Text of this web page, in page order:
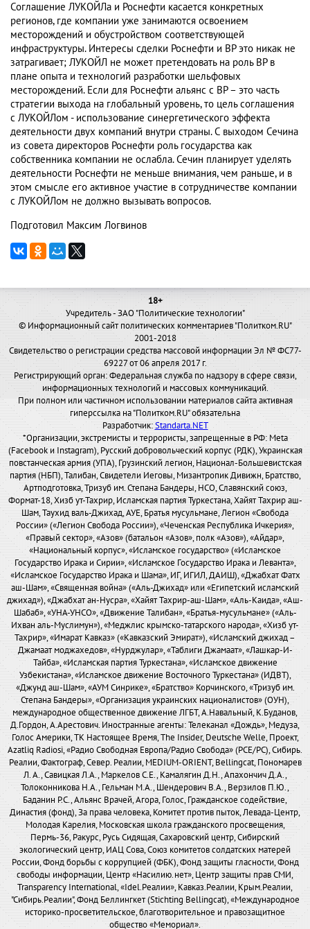
Соглашение ЛУКОЙЛа и Роснефти касается конкретных
регионов, где компании уже занимаются освоением
месторождений и обустройством соответствующей
инфраструктуры. Интересы сделки Роснефти и BP это никак не
затрагивает; ЛУКОЙЛ не может претендовать на роль BP в
плане опыта и технологий разработки шельфовых
месторождений. Если для Роснефти альянс с BP – это часть
стратегии выхода на глобальный уровень, то цель соглашения
с ЛУКОЙЛом - использование синергетического эффекта
деятельности двух компаний внутри страны. С выходом Сечина
из совета директоров Роснефти роль государства как
собственника компании не ослабла. Сечин планирует уделять
деятельности Роснефти не меньше внимания, чем раньше, и в
этом смысле его активное участие в сотрудничестве компании
с ЛУКОЙЛом не должно вызывать вопросов.
Подготовил Максим Логвинов
18+
Учредитель - ЗАО "Политические технологии"
© Информационный сайт политических комментариев "Политком.RU"
2001-2018
Свидетельство о регистрации средства массовой информации Эл № ФС77-
69227 от 06 апреля 2017 г.
Регистрирующий орган: Федеральная служба по надзору в сфере связи,
информационных технологий и массовых коммуникаций.
При полном или частичном использовании материалов сайта активная
гиперссылка на "Политком.RU" обязательна
Разработчик:Standarta.NET
*Организации, экстремисты и террористы, запрещенные в РФ: Meta
(Facebook и Instagram), Русский добровольческий корпус (РДК), Украинская
повстанческая армия (УПА), Грузинский легион, Национал-Большевистская
партия (НБП), Талибан, Свидетели Иеговы, Мизантропик Дивижн, Братство,
Артподготовка, Тризуб им. Степана Бандеры, НСО, Славянский союз,
Формат-18, Хизб ут-Тахрир, Исламская партия Туркестана, Хайят Тахрир аш-
Шам, Таухид валь-Джихад, АУЕ, Братья мусульмане, Легион «Свобода
России» («Легион Свобода России»), «Чеченская Республика Ичкерия»,
«Правый сектор», «Азов» (батальон «Азов», полк «Азов»), «Айдар»,
«Национальный корпус», «Исламское государство» («Исламское
Государство Ирака и Сирии», «Исламское Государство Ирака и Леванта»,
«Исламское Государство Ирака и Шама», ИГ, ИГИЛ, ДАИШ), «Джабхат Фатх
аш-Шам», «Священная война» («Аль-Джихад» или «Египетский исламский
джихад»), «Джабхат ан-Нусра», «Хайят Тахрир-аш-Шам», «Аль-Каида», «Аш-
Шабаб», «УНА-УНСО», «Движение Талибан», «Братья-мусульмане» («Аль-
Ихван аль-Муслимун»), «Меджлис крымско-татарского народа», «Хизб ут-
Тахрир», «Имарат Кавказ» («Кавказский Эмират»), «Исламский джихад –
Джамаат моджахедов», «Нурджулар», «Таблиги Джамаат», «Лашкар-И-
Тайба», «Исламская партия Туркестана», «Исламское движение
Узбекистана», «Исламское движение Восточного Туркестана» (ИДВТ),
«Джунд аш-Шам», «АУМ Синрике», «Братство» Корчинского, «Тризуб им.
Степана Бандеры», «Организация украинских националистов» (ОУН),
международное общественное движение ЛГБТ, А.Навальный, К.Буданов,
Д.Гордон, А.Арестович. Иностранные агенты: Телеканал «Дождь», Медуза,
Голос Америки, ТК Настоящее Время, The Insider, Deutsche Welle, Проект,
Azatliq Radiosi, «Радио Свободная Европа/Радио Свобода» (PCE/PC), Сибирь.
Реалии, Фактограф, Север. Реалии, MEDIUM-ORIENT, Bellingcat, Пономарев
Л. А., Савицкая Л.А., Маркелов С.Е., Камалягин Д.Н., Апахончич Д.А.,
Толоконникова Н.А., Гельман М.А., Шендерович В.А., Верзилов П.Ю.,
Баданин Р.С., Альянс Врачей, Агора, Голос, Гражданское содействие,
Династия (фонд), За права человека, Комитет против пыток, Левада-Центр,
Молодая Карелия, Московская школа гражданского просвещения,
Пермь-36, Ракурс, Русь Сидящая, Сахаровский центр, Сибирский
экологический центр, ИАЦ Сова, Союз комитетов солдатских матерей
России, Фонд борьбы с коррупцией (ФБК), Фонд защиты гласности, Фонд
свободы информации, Центр «Насилию.нет», Центр защиты прав СМИ,
Transparency International, «Idel.Реалии», Кавказ.Реалии, Крым.Реалии,
"Сибирь.Реалии", Фонд Беллингкет (Stichting Bellingcat), «Международное
историко-просветительское, благотворительное и правозащитное
общество «Мемориал».